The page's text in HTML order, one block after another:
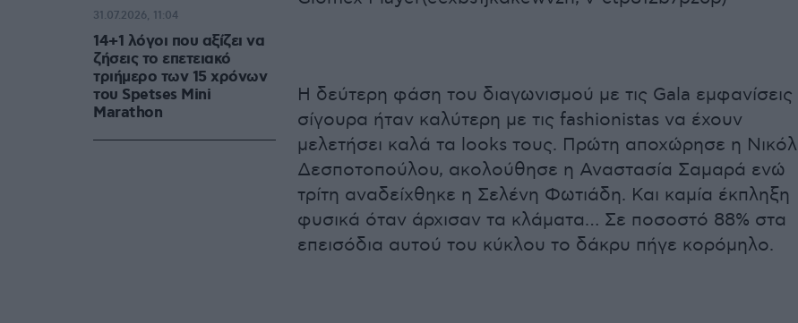
Η δεύτερη φάση του διαγωνισμού με τις Gala εμφανίσεις
σίγουρα ήταν καλύτερη με τις fashionistas να έχουν
μελετήσει καλά τα looks τους. Πρώτη αποχώρησε η Νικόλ
Δεσποτοπούλου, ακολούθησε η Αναστασία Σαμαρά ενώ
τρίτη αναδείχθηκε η Σελένη Φωτιάδη. Και καμία έκπληξη
φυσικά όταν άρχισαν τα κλάματα… Σε ποσοστό 88% στα
επεισόδια αυτού του κύκλου το δάκρυ πήγε κορόμηλο.
14+1 λόγοι που αξίζει να
ζήσεις το επετειακό
τριήμερο των 15 χρόνων
του Spetses Mini
Marathon
31.07.2026, 11:04